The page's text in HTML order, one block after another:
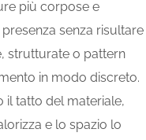
più corpose e
senza risultare
strutturate o pattern
in modo discreto.
il tatto del materiale,
e lo spazio lo